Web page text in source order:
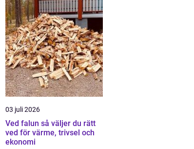
03 juli 2026
Ved falun så väljer du rätt
ved för värme, trivsel och
ekonomi